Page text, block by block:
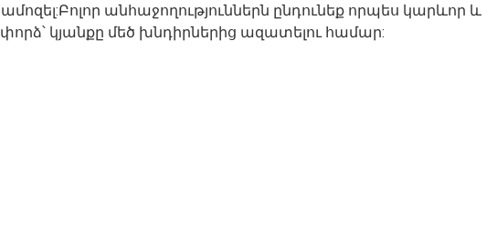
անհաջողություններն ընդունեք որպես կարևոր և
կյանքը մեծ խնդիրներից ազատելու համար: